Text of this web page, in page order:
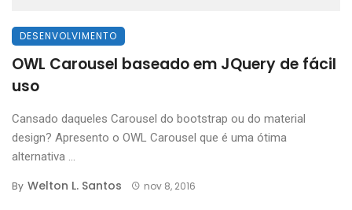
DESENVOLVIMENTO
OWL Carousel baseado em JQuery de fácil
uso
Cansado daqueles Carousel do bootstrap ou do material
design? Apresento o OWL Carousel que é uma ótima
alternativa ...
By Welton L. Santos nov 8, 2016